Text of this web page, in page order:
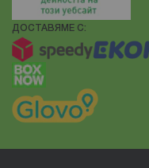
ДОСТАВЯМЕ С: